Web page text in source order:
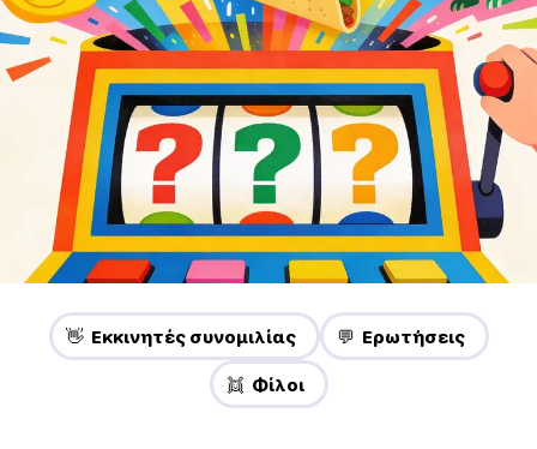
👋 Εκκινητές συνομιλίας 💬 Ερωτήσεις
👯 Φίλοι